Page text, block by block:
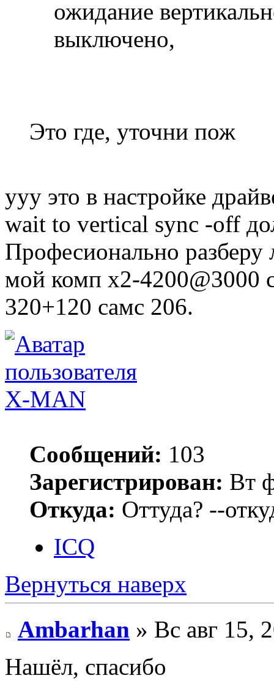
ожидание
выключено,
Это где, уточни пож
ууу это в настройке
wait to vertical sync -off
Професионально
мой комп х2-4200@3000
320+120 самс 206.
X-MAN
Сообщений: 103
Зарегистрирован: Вт
Откуда: Оттуда? --
ICQ
Вернуться наверх
Ambarhan » Вс авг 15,
Нашёл, спасибо